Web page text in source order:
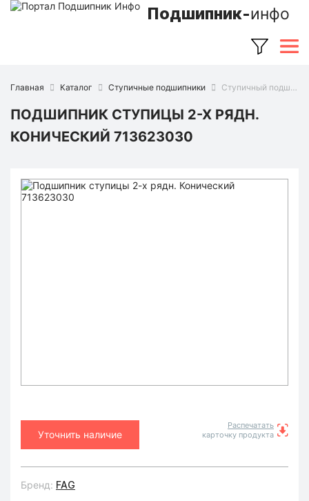
Подшипник-инфо
Главная Каталог Ступичные подшипники Ступичный подшипник 713623030 (FAG)
ПОДШИПНИК СТУПИЦЫ 2-Х РЯДН.
КОНИЧЕСКИЙ 713623030
Уточнить наличие
Распечатать
карточку продукта
Бренд: FAG